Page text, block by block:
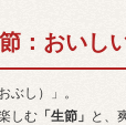
：おいし
ぶし）」。
しむ 「生節」 と、